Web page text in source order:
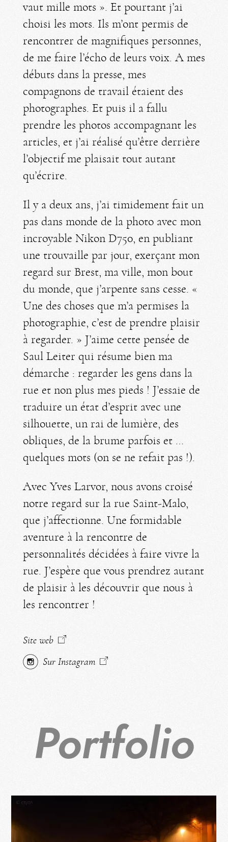
vaut mille mots ». Et pourtant j’ai
choisi les mots. Ils m’ont permis de
rencontrer de magnifiques personnes,
de me faire l’écho de leurs voix. A mes
débuts dans la presse, mes
compagnons de travail étaient des
photographes. Et puis il a fallu
prendre les photos accompagnant les
articles, et j’ai réalisé qu’être derrière
l’objectif me plaisait tout autant
qu’écrire.
Il y a deux ans, j’ai timidement fait un
pas dans monde de la photo avec mon
incroyable Nikon D750, en publiant
une trouvaille par jour, exerçant mon
regard sur Brest, ma ville, mon bout
du monde, que j’arpente sans cesse. «
Une des choses que m’a permises la
photographie, c’est de prendre plaisir
à regarder. » J’aime cette pensée de
Saul Leiter qui résume bien ma
démarche : regarder les gens dans la
rue et non plus mes pieds ! J’essaie de
traduire un état d’esprit avec une
silhouette, un rai de lumière, des
obliques, de la brume parfois et …
quelques mots (on se ne refait pas !).
Avec Yves Larvor, nous avons croisé
notre regard sur la rue Saint-Malo,
que j’affectionne. Une formidable
aventure à la rencontre de
personnalités décidées à faire vivre la
rue. J’espère que vous prendrez autant
de plaisir à les découvrir que nous à
les rencontrer !
Site web
Sur Instagram
Portfolio